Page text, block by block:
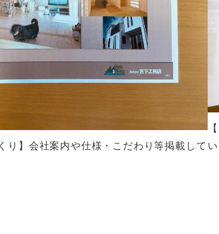
り】会社案内や仕様・こだわり等掲載して